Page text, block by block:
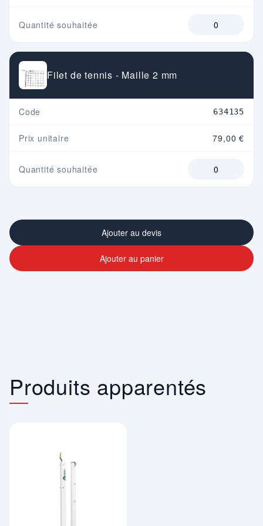
Quantité souhaitée
Filet de tennis - Maille 2 mm
Code 634135
Prix unitaire 79,00 €
Quantité souhaitée
Ajouter au devis
Ajouter au panier
Produits apparentés